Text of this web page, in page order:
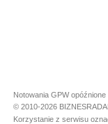
Notowania GPW opóźnione
© 2010-2026
Korzystanie z serwisu